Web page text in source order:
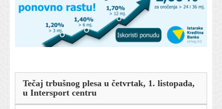
Tečaj trbušnog plesa u četvrtak, 1. listopada,
u Intersport centru